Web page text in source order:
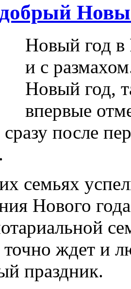
Новый год в
и с
Новый год,
впервые
сразу после
семьях
Нового
точно ждет и
праздник.